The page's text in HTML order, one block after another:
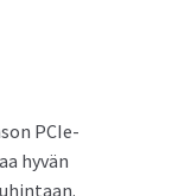
PCIe-
hyvän